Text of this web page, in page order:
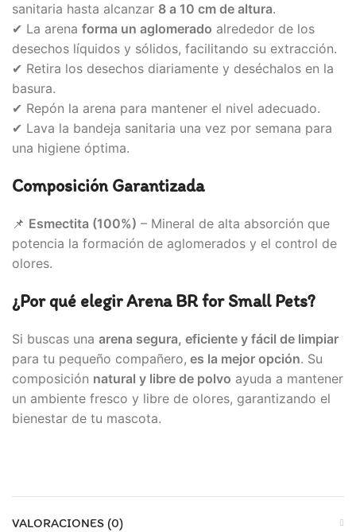
sanitaria hasta alcanzar 8 a 10 cm de altura.
✔ La arena forma un aglomerado alrededor de los
desechos líquidos y sólidos, facilitando su extracción.
✔ Retira los desechos diariamente y deséchalos en la
basura.
✔ Repón la arena para mantener el nivel adecuado.
✔ Lava la bandeja sanitaria una vez por semana para
una higiene óptima.
Composición Garantizada
📌 Esmectita (100%) – Mineral de alta absorción que
potencia la formación de aglomerados y el control de
olores.
¿Por qué elegir Arena BR for Small Pets?
Si buscas una arena segura, eficiente y fácil de limpiar
para tu pequeño compañero, es la mejor opción. Su
composición natural y libre de polvo ayuda a mantener
un ambiente fresco y libre de olores, garantizando el
bienestar de tu mascota.
VALORACIONES (0)